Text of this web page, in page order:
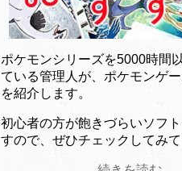
ポケモンシリーズを5000時間
ている管理人が、ポケモンゲ
を紹介します。
初心者の方が飽きづらいソフ
すので、ぜひチェックしてみて